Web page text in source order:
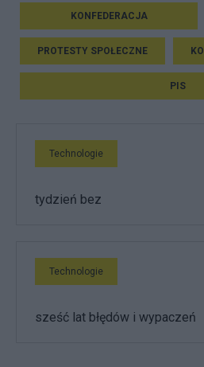
KONFEDERACJA
PROTESTY SPOŁECZNE KO
PIS
Technologie
tydzień bez
Technologie
sześć lat błędów i wypaczeń